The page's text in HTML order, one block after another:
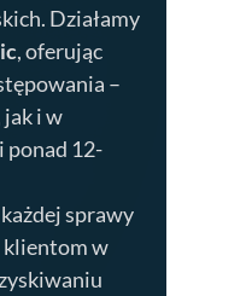
Działamy
, oferując
–
i w
ponad 12-
sprawy
klientom w